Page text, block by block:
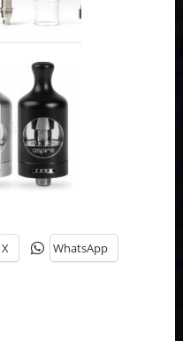
X WhatsApp